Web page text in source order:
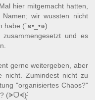
hier mitgemacht hatten,
wir wussten nicht
habe (´๑•_•๑)
und es
gerne weitergeben, aber
nicht. Zumindest nicht zu
"organisiertes Chaos?"
(ᗒᗜᗕ)՛̵̖